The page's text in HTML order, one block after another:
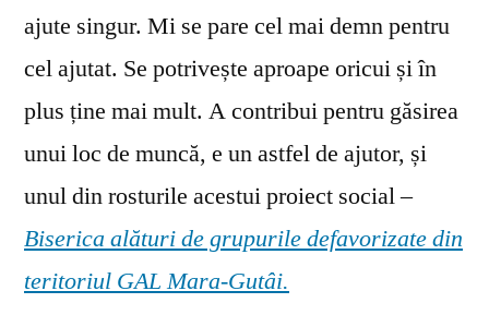
ajute singur. Mi se pare cel mai demn pentru
cel ajutat. Se potrivește aproape oricui și în
plus ține mai mult. A contribui pentru găsirea
unui loc de muncă, e un astfel de ajutor, și
unul din rosturile acestui proiect social –
Biserica alături de grupurile defavorizate din
teritoriul GAL Mara-Gutâi.